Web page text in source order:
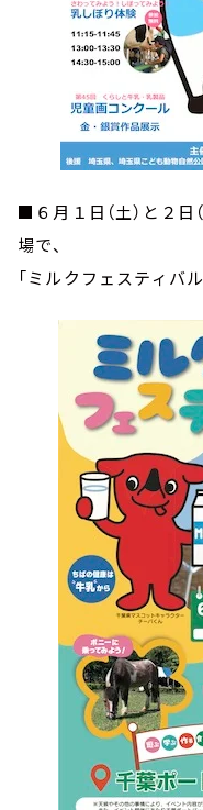
■６月１日（土）と２日
場で、
「ミルクフェスティバ